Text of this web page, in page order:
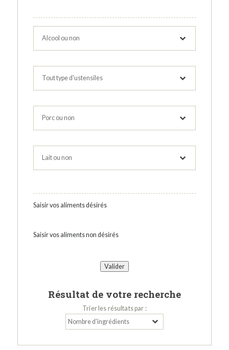
Saisir vos aliments désirés
Saisir vos aliments non désirés
Résultat de votre recherche
Trier les résultats par :